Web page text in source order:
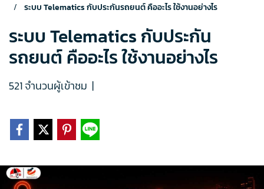
ระบบ Telematics กับประกันรถยนต์ คืออะไร ใช้งานอย่างไร
ระบบ Telematics กับประกัน
รถยนต์ คืออะไร ใช้งานอย่างไร
521 จำนวนผู้เข้าชม |